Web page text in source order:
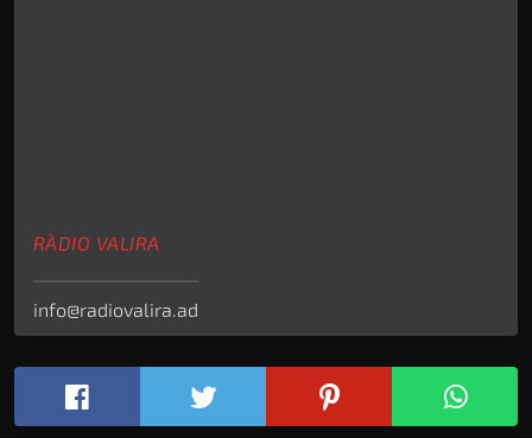
RÀDIO VALIRA
info@radiovalira.ad